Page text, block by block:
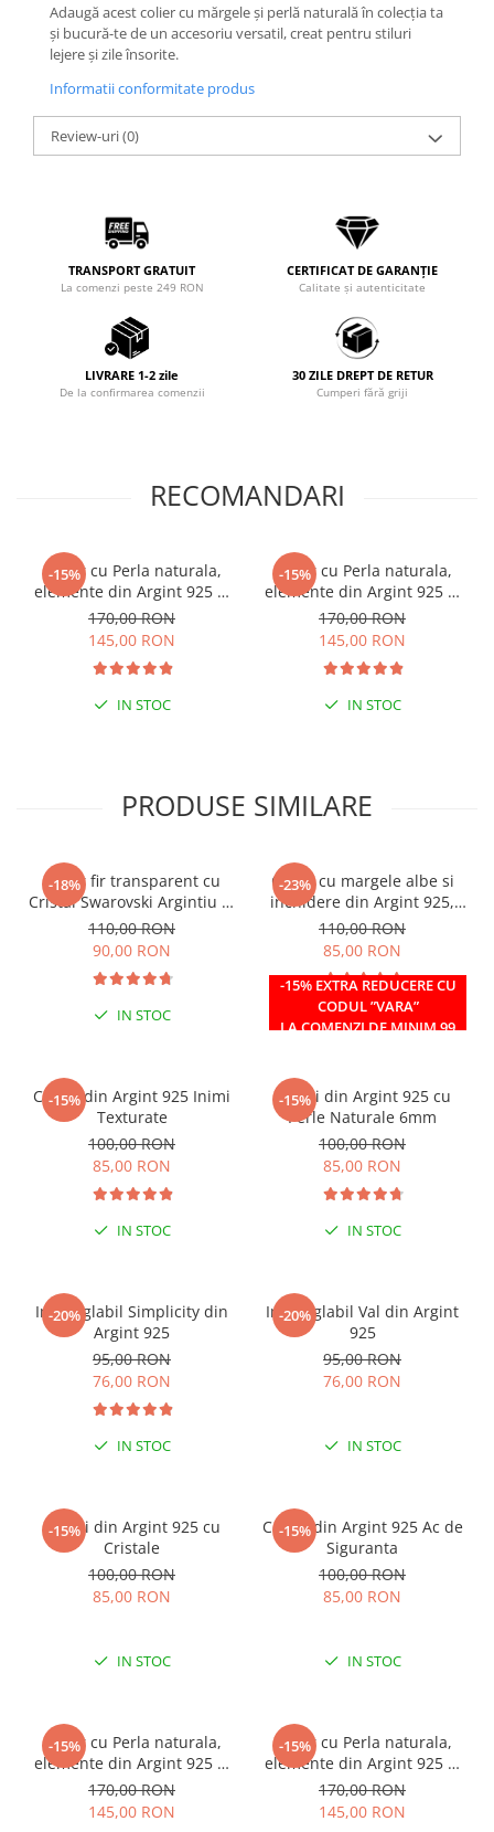
Adaugă acest colier cu mărgele și perlă naturală în colecția ta
și bucură-te de un accesoriu versatil, creat pentru stiluri
lejere și zile însorite.
Informatii conformitate produs
Review-uri(0)
TRANSPORT GRATUIT
La comenzi peste 249 RON
CERTIFICAT DE GARANȚIE
Calitate și autenticitate
LIVRARE 1-2 zile
De la confirmarea comenzii
30 ZILE DREPT DE RETUR
Cumperi fără griji
RECOMANDARI
-15%
Colier cu Perla naturala,
elemente din Argint 925 si
margele Miyuki, multicolor
170,00 RON
145,00 RON
IN STOC
-15%
Colier cu Perla naturala,
elemente din Argint 925 si
margele Miyuki, verde/kiwi
170,00 RON
145,00 RON
IN STOC
PRODUSE SIMILARE
-18%
Colier fir transparent cu
Cristal Swarovski Argintiu in
Caseta din Argint 925
110,00 RON
90,00 RON
IN STOC
-23%
-15% EXTRA REDUCERE CU
CODUL ”VARA”
LA COMENZI DE MINIM 99
Colier cu margele albe si
inchidere din Argint 925,
reglabil 38-41 cm
110,00 RON
85,00 RON
IN STOC
-15%
Cercei din Argint 925 Inimi
Texturate
100,00 RON
85,00 RON
IN STOC
-15%
Cercei din Argint 925 cu
Perle Naturale 6mm
100,00 RON
85,00 RON
IN STOC
-20%
Inel reglabil Simplicity din
Argint 925
95,00 RON
76,00 RON
IN STOC
-20%
Inel reglabil Val din Argint
925
95,00 RON
76,00 RON
IN STOC
-15%
Cercei din Argint 925 cu
Cristale
100,00 RON
85,00 RON
IN STOC
-15%
Cercei din Argint 925 Ac de
Siguranta
100,00 RON
85,00 RON
IN STOC
-15%
Colier cu Perla naturala,
elemente din Argint 925 si
margele Miyuki, multicolor
170,00 RON
145,00 RON
-15%
Colier cu Perla naturala,
elemente din Argint 925 si
margele Miyuki, verde/kiwi
170,00 RON
145,00 RON